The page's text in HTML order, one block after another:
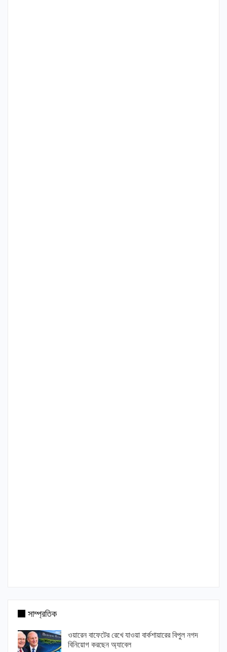
সাম্প্রতিক
ওয়ারেন বাফেটের রেখে যাওয়া বার্কশায়ারের বিপুল নগদ
বিনিয়োগ করছেন অ্যাবেল